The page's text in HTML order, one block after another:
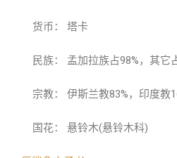
货币： 塔卡
民族： 孟加拉族占98%，其它占
宗教： 伊斯兰教83%，印度教
国花： 悬铃木(悬铃木科)